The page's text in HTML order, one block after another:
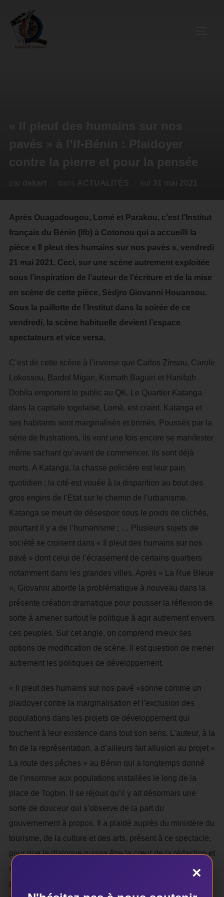
Après Ouagadougou, Lomé et Parakou, c’est l’Institut
français du Bénin (Ifb) à Cotonou qui a accueilli la
pièce « Il pleut des humains sur nos pavés », vendredi
21 mai 2021. Ceci, sur une scène autrement exploitée
sous l’inspiration de l’auteur de l’écriture et de la mise
en scène de cette pièce, Sèdjro Giovanni Houansou.
Sous la paillotte de l’Institut dans la soirée de ce
vendredi, la scène habituelle devient l’espace
spectateurs et vice versa.
C’est de cette scène à l’inverse que Carlos Zinsou, Carole
Lokossou, Bardol Migan, Kismath Baguiri et Hanifath
Dobila emportent le public au QK. Le Quartier Katanga
dans la capitale togolaise, Lomè, est craint. Katanga et
ses habitants sont marginalisés et brimés. Poussés par la
série de frustrations, ils vont une fois encore se manifester
même sachant qu’avant de commencer, ils sont déjà
morts. A Katanga, la chasse policière est leur pain
quotidien ; la cité est vouée à la disparition au bout des
gros engins de l’Etat sur le chemin de l’urbanisme.
Katanga se meurt de désespoir sous le poids de clichés,
pourtant il y a de l’humanisme ; … Plusieurs sujets de
société se croisent dans « Il pleut des humains sur nos
pavé » dont celui de l’écrasement de certains quartiers
notamment dans les grandes villes. Après « La Rue Bleue
», Giovanni aborde la problématique à nouveau dans la
présente création dramatique pour pousser la réflexion de
sorte à amener surtout le politique à agir autrement envers
ces peuples. Sur cet angle, on comprend mieux ses
options de modification de scène. Il est question de mener
autrement les politiques de développement.
« Il pleut des humains sur nos pavé »sonne comme un
plaidoyer contre la marginalisation et l’exclusion des
populations dans les projets de développement qui
touchent à leur existence dans tout son sens. L’auteur, à la
fin de la représentation, a d’ailleurs fait allusion au projet «
La route des pêches » au Bénin qui a longtemps donné
de l’insomnie aux populations installées le long de la
place de Togbin. Il se réjouit qu’il y ait désormais une
sorte de douceur qui s’observe de la part du
gouvernement à propos. Il a plaidé auprès du ministère du
tourisme, de la culture et des arts, présent à ce spectacle,
pour que le dialogue puisse être le cœur de la rédaction et
de la mise en œuvre de ces projets. Il est question de
permettre aux populations cibles, de discuter des
×